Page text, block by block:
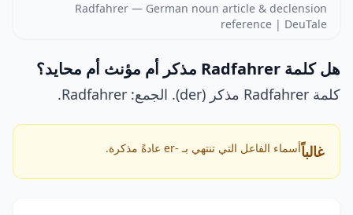
Radfahrer — German noun article & declension
reference | DeuTale
هل كلمة Radfahrer مذكر أم مؤنث أم محايد؟
كلمة Radfahrer مذكر (der). الجمع: Radfahrer.
غالباًأسماء الفاعل التي تنتهي بـ -er عادةً مذكرة.